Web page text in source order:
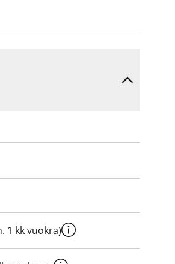
1 kk vuokra)